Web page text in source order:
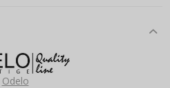
Odelo